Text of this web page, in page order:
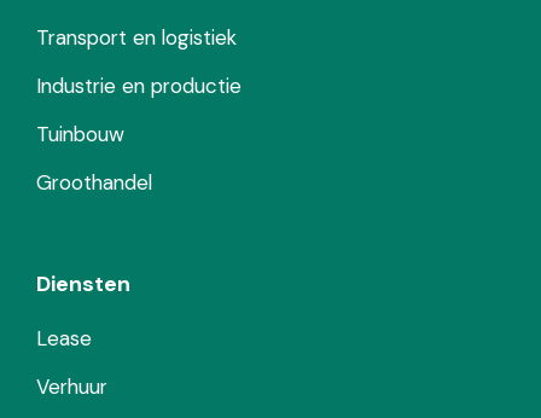
Transport en logistiek
Industrie en productie
Tuinbouw
Groothandel
Diensten
Lease
Verhuur